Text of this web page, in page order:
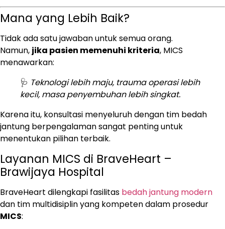
Mana yang Lebih Baik?
Tidak ada satu jawaban untuk semua orang.
Namun, jika pasien memenuhi kriteria, MICS
menawarkan:
🩺 Teknologi lebih maju, trauma operasi lebih
kecil, masa penyembuhan lebih singkat.
Karena itu, konsultasi menyeluruh dengan tim bedah
jantung berpengalaman sangat penting untuk
menentukan pilihan terbaik.
Layanan MICS di BraveHeart –
Brawijaya Hospital
BraveHeart dilengkapi fasilitas bedah jantung modern
dan tim multidisiplin yang kompeten dalam prosedur
MICS: